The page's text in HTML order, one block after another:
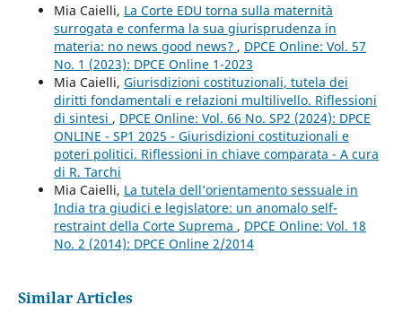
Mia Caielli, La Corte EDU torna sulla maternità
surrogata e conferma la sua giurisprudenza in
materia: no news good news? , DPCE Online: Vol. 57
No. 1 (2023): DPCE Online 1-2023
Mia Caielli, Giurisdizioni costituzionali, tutela dei
diritti fondamentali e relazioni multilivello. Riflessioni
di sintesi , DPCE Online: Vol. 66 No. SP2 (2024): DPCE
ONLINE - SP1 2025 - Giurisdizioni costituzionali e
poteri politici. Riflessioni in chiave comparata - A cura
di R. Tarchi
Mia Caielli, La tutela dell’orientamento sessuale in
India tra giudici e legislatore: un anomalo self-
restraint della Corte Suprema , DPCE Online: Vol. 18
No. 2 (2014): DPCE Online 2/2014
Similar Articles